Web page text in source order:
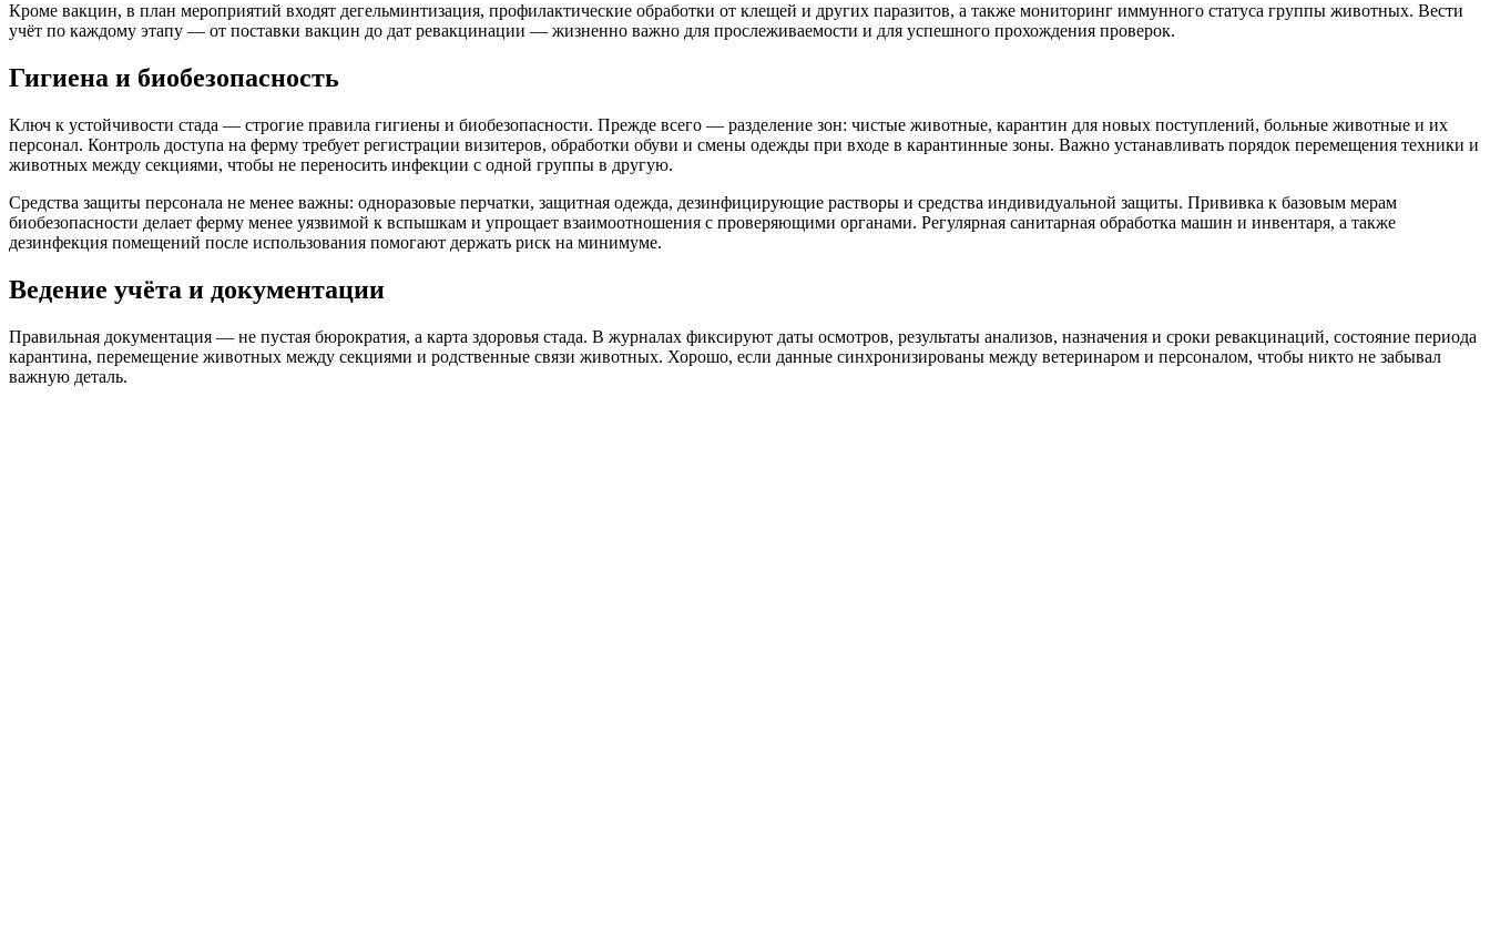
Кроме вакцин, в план мероприятий входят дегельминтизация, профилактические обработки от клещей и других паразитов, а также мониторинг иммунного статуса группы животных. Вести
учёт по каждому этапу — от поставки вакцин до дат ревакцинации — жизненно важно для прослеживаемости и для успешного прохождения проверок.
Гигиена и биобезопасность
Ключ к устойчивости стада — строгие правила гигиены и биобезопасности. Прежде всего — разделение зон: чистые животные, карантин для новых поступлений, больные животные и их
персонал. Контроль доступа на ферму требует регистрации визитеров, обработки обуви и смены одежды при входе в карантинные зоны. Важно устанавливать порядок перемещения техники и
животных между секциями, чтобы не переносить инфекции с одной группы в другую.
Средства защиты персонала не менее важны: одноразовые перчатки, защитная одежда, дезинфицирующие растворы и средства индивидуальной защиты. Прививка к базовым мерам
биобезопасности делает ферму менее уязвимой к вспышкам и упрощает взаимоотношения с проверяющими органами. Регулярная санитарная обработка машин и инвентаря, а также
дезинфекция помещений после использования помогают держать риск на минимуме.
Ведение учёта и документации
Правильная документация — не пустая бюрократия, а карта здоровья стада. В журналах фиксируют даты осмотров, результаты анализов, назначения и сроки ревакцинаций, состояние периода
карантина, перемещение животных между секциями и родственные связи животных. Хорошо, если данные синхронизированы между ветеринаром и персоналом, чтобы никто не забывал
важную деталь.